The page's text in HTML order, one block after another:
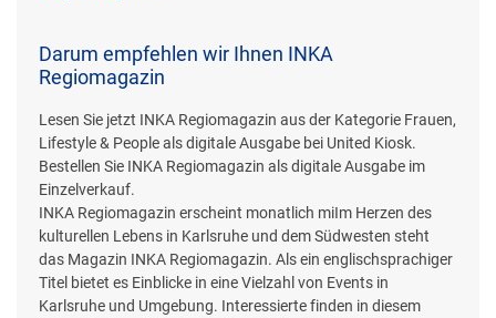
Darum empfehlen wir Ihnen INKA
Regiomagazin
Lesen Sie jetzt INKA Regiomagazin aus der Kategorie Frauen,
Lifestyle & People als digitale Ausgabe bei United Kiosk.
Bestellen Sie INKA Regiomagazin als digitale Ausgabe im
Einzelverkauf.
INKA Regiomagazin erscheint monatlich miIm Herzen des
kulturellen Lebens in Karlsruhe und dem Südwesten steht
das Magazin INKA Regiomagazin. Als ein englischsprachiger
Titel bietet es Einblicke in eine Vielzahl von Events in
Karlsruhe und Umgebung. Interessierte finden in diesem